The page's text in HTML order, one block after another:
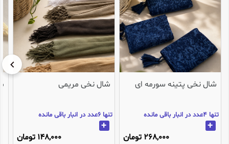
شال نخی پتینه سورمه ای
تنها 4عدد در انبار باقی مانده
+
268,000 تومان
شال نخی مریمی
تنها 6عدد در انبار باقی مانده
+
148,000 تومان